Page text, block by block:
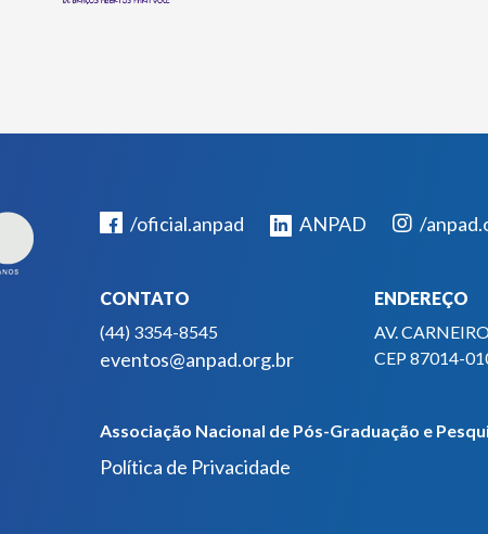
/oficial.anpad ANPAD /
CONTATO
(44) 3354-8545
eventos@anpad.org.br
ENDEREÇO
AV.
CEP 87014-
Associação Nacional de Pós-Graduação e
Política de Privacidade